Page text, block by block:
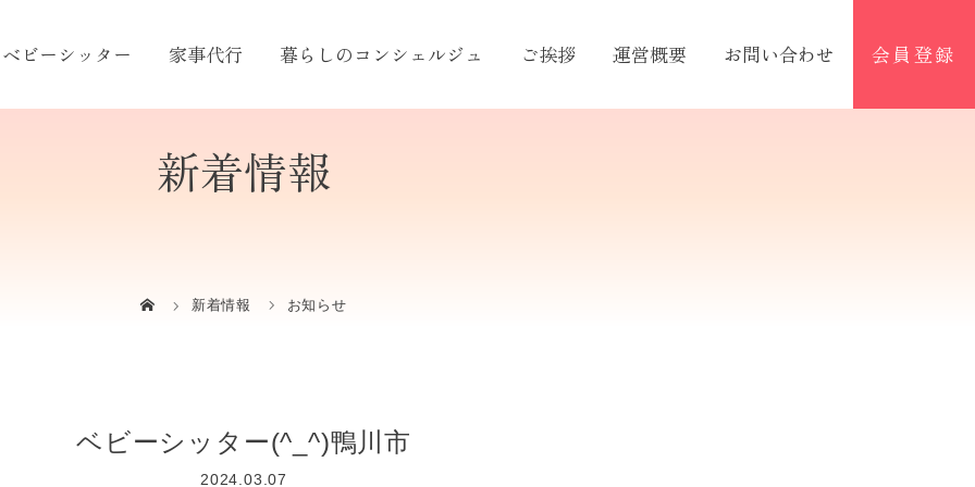
ベビーシッター 家事代行 暮らしのコンシェルジュ ご挨拶 運営概要 お問い合わせ 会員登録
新着情報
新着情報 お知らせ
ベビーシッター(^_^)鴨川市
2024.03.07